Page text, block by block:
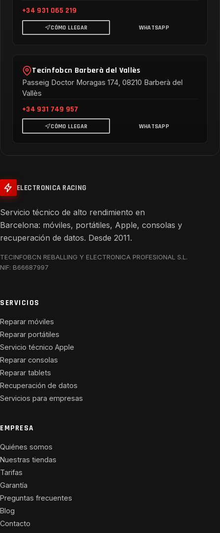
+34 931 065 219
CÓMO LLEGAR WHATSAPP
Tecinfobcn Barberà del Vallès
Passeig Doctor Moragas 174, 08210 Barberà del
Vallès
+34 931 749 957
CÓMO LLEGAR WHATSAPP
ELECTRONICA RACING
Servicio técnico de alto rendimiento en
Barcelona: móviles, portátiles, Apple, consolas y
recuperación de datos. Desde 2011.
TECINFOBCN REBALLING Y ELECTRONICA PROFESIONAL S.L.
NIF: B66687997
SERVICIOS
Reparar móviles
Reparar portátiles
Servicio técnico Apple
Reparar consolas
Reparar tablets
Recuperación de datos
Servicios para empresas
EMPRESA
Quiénes somos
Nuestras tiendas
Tarifas
Garantía
Preguntas frecuentes
Blog
Contacto